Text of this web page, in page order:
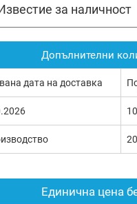
Единична цена
за наличност
Допълнителни
дата на доставка